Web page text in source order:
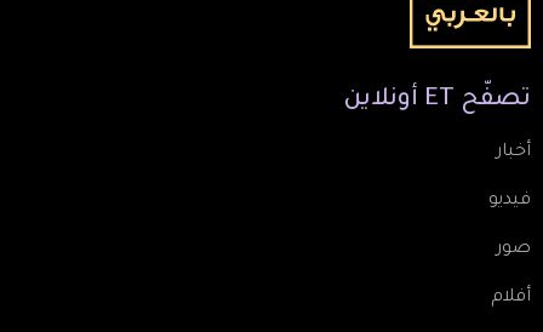
تصفّح ET أونلاين
أخبار
فيديو
صور
أفلام